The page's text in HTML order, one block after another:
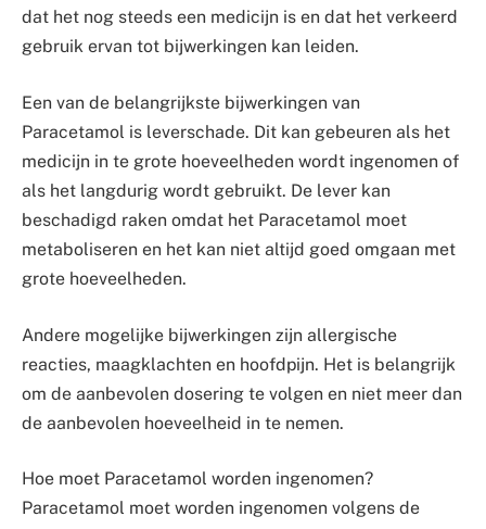
dat het nog steeds een medicijn is en dat het verkeerd
gebruik ervan tot bijwerkingen kan leiden.
Een van de belangrijkste bijwerkingen van
Paracetamol is leverschade. Dit kan gebeuren als het
medicijn in te grote hoeveelheden wordt ingenomen of
als het langdurig wordt gebruikt. De lever kan
beschadigd raken omdat het Paracetamol moet
metaboliseren en het kan niet altijd goed omgaan met
grote hoeveelheden.
Andere mogelijke bijwerkingen zijn allergische
reacties, maagklachten en hoofdpijn. Het is belangrijk
om de aanbevolen dosering te volgen en niet meer dan
de aanbevolen hoeveelheid in te nemen.
Hoe moet Paracetamol worden ingenomen?
Paracetamol moet worden ingenomen volgens de